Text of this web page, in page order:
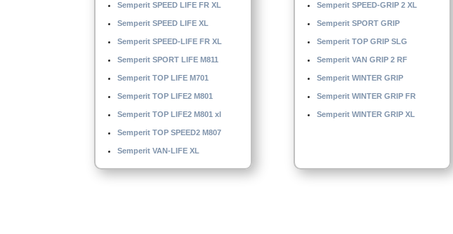
Semperit SPEED LIFE FR XL
Semperit SPEED LIFE XL
Semperit SPEED-LIFE FR XL
Semperit SPORT LIFE M811
Semperit TOP LIFE M701
Semperit TOP LIFE2 M801
Semperit TOP LIFE2 M801 xl
Semperit TOP SPEED2 M807
Semperit VAN-LIFE XL
Semperit SPEED-GRIP 2 XL
Semperit SPORT GRIP
Semperit TOP GRIP SLG
Semperit VAN GRIP 2 RF
Semperit WINTER GRIP
Semperit WINTER GRIP FR
Semperit WINTER GRIP XL